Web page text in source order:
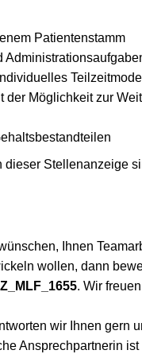
Patientenstamm
Teilzeitmodell
der Möglichkeit zur
Stellenanzeige
Ihnen
wollen, dann
. Wir
wir Ihnen gern
Ansprechpartnerin